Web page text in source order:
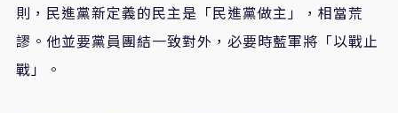
則，民進黨新定義的民主是「民進黨做主」，相當荒
謬。他並要黨員團結一致對外，必要時藍軍將「以戰止
戰」。